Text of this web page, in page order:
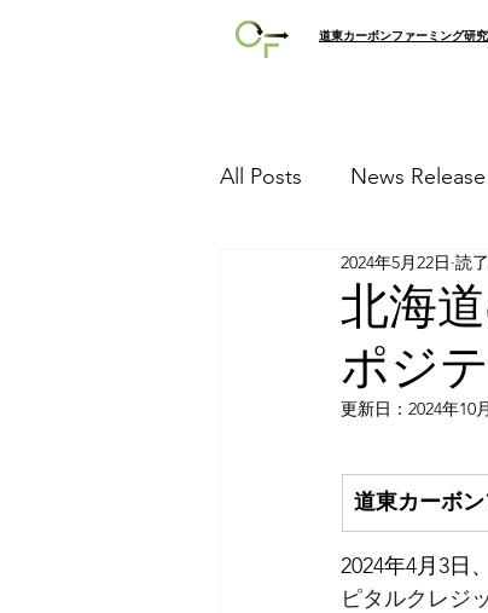
道東カーボンファーミング研
All Posts News Release
北海
ポジ
2024年5月22日 読
更新日： 2024年10
道東カーボ
2024年4月3日
ピタルクレジ